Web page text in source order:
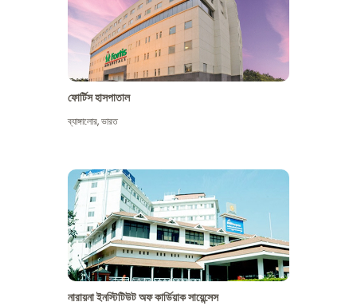
ফোর্টিস হাসপাতাল
ব্যাঙ্গালোর,ভারত
নারায়না ইনস্টিটিউট অফ কার্ডিয়াক সায়েন্সেস